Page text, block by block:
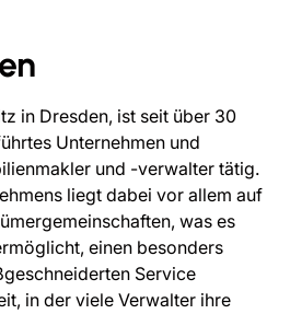
in Dresden, ist seit über 30
Unternehmen und
und -verwalter tätig.
liegt dabei vor allem auf
was es
einen besonders
Service
in der viele Verwalter ihre